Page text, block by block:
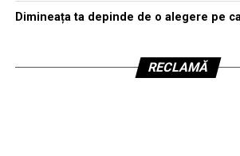
Dimineața ta depinde de o alegere pe
RECLAMĂ